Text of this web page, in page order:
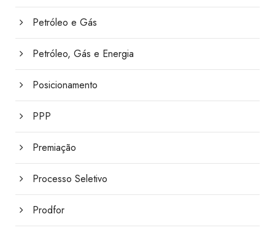
Petróleo e Gás
Petróleo, Gás e Energia
Posicionamento
PPP
Premiação
Processo Seletivo
Prodfor